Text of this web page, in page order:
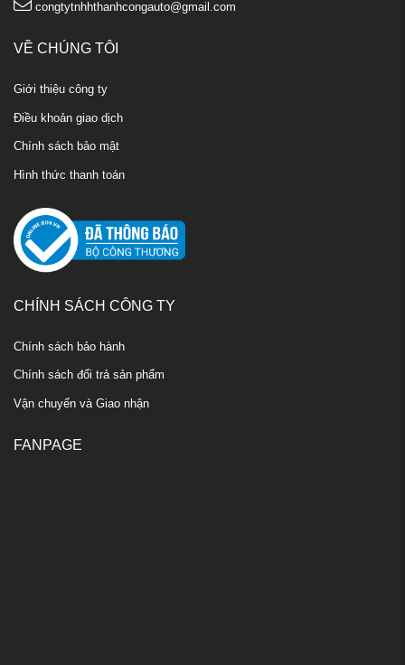
congtytnhhthanhcongauto@gmail.com
VỀ CHÚNG TÔI
Giới thiệu công ty
Điều khoản giao dịch
Chính sách bảo mật
Hình thức thanh toán
CHÍNH SÁCH CÔNG TY
Chính sách bảo hành
Chính sách đổi trả sản phẩm
Vận chuyển và Giao nhận
FANPAGE